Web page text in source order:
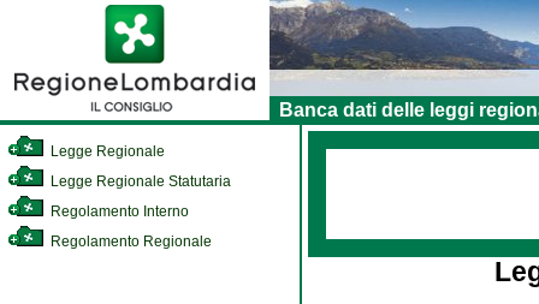
Banca dati delle leggi
Legge Regionale
Legge Regionale Statutaria
Regolamento Interno
Regolamento Regionale